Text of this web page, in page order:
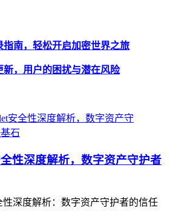
指南，轻松开启加密世界之旅
新，用户的困扰与潜在风险
性深度解析，数字资产守护者
性深度解析：数字资产守护者的信任